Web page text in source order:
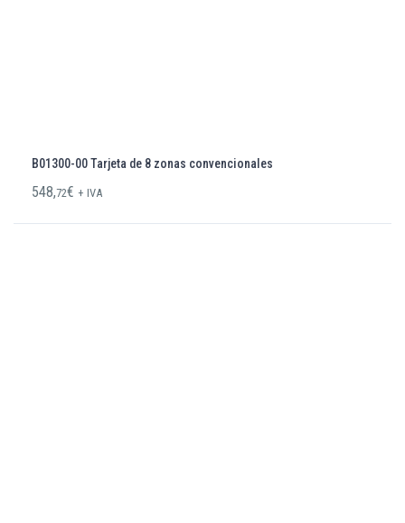
B01300-00 Tarjeta de 8 zonas convencionales
548,72€ + IVA